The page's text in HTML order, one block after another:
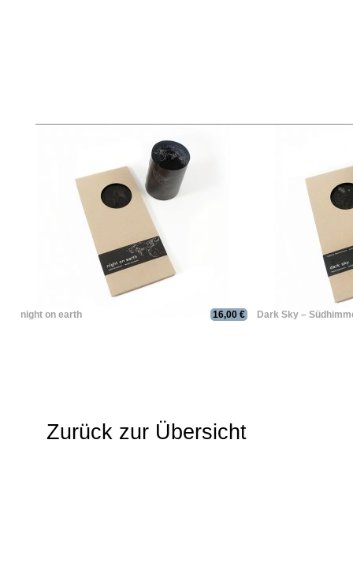
night on earth 16,00 € Dark Sky –
Zurück zur Übersicht